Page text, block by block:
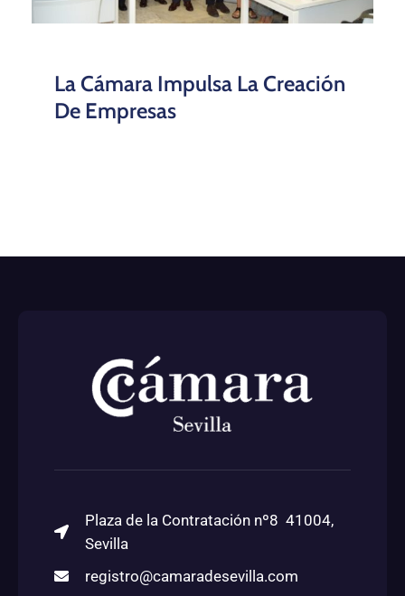
La Cámara Impulsa La Creación
De Empresas
Plaza de la Contratación nº8 41004,
Sevilla
registro@camaradesevilla.com